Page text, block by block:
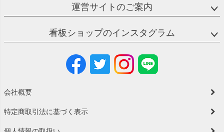
運営サイトのご案内
看板ショップのインスタグラム
会社概要
特定商取引法に基づく表示